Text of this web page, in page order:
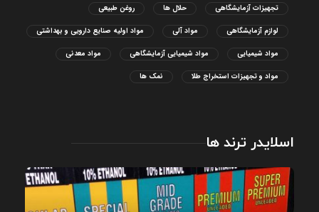
تجهیزات آزمایشگاهی حلال ها روغن طبیعی
لوازم آزمایشگاهی مواد آلی مواد اولیه صنایع دارویی و بهداشتی
مواد شیمیایی مواد شیمیایی آزمایشگاهی مواد معدنی
مواد و تجهیزات استخراج طلا نمک ها
اسلایدر ترند ها